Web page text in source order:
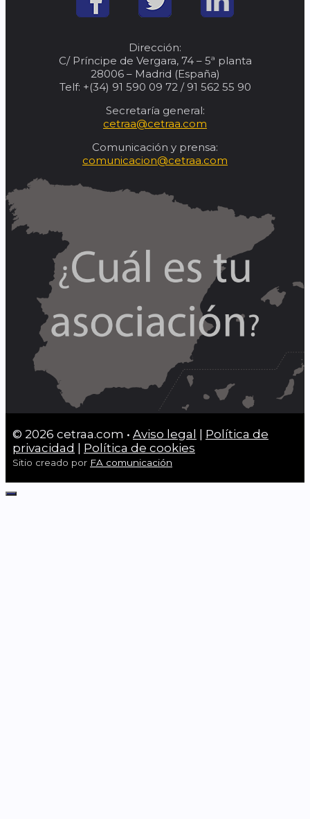
Dirección:
C/ Príncipe de Vergara, 74 – 5ª planta
28006 – Madrid (España)
Telf: +(34) 91 590 09 72 / 91 562 55 90
Secretaría general:
cetraa@cetraa.com
Comunicación y prensa:
comunicacion@cetraa.com
© 2026 cetraa.com • Aviso legal
Política de
privacidad
Política de cookies
Sitio creado por FA comunicación
Cerrar